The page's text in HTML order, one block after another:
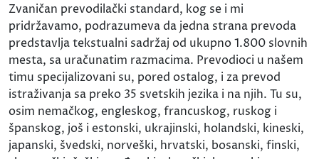
Zvaničan prevodilački standard, kog se i mi
pridržavamo, podrazumeva da jedna strana prevoda
predstavlja tekstualni sadržaj od ukupno 1.800 slovnih
mesta, sa uračunatim razmacima. Prevodioci u našem
timu specijalizovani su, pored ostalog, i za prevod
istraživanja sa preko 35 svetskih jezika i na njih. Tu su,
osim nemačkog, engleskog, francuskog, ruskog i
španskog, još i estonski, ukrajinski, holandski, kineski,
japanski, švedski, norveški, hrvatski, bosanski, finski,